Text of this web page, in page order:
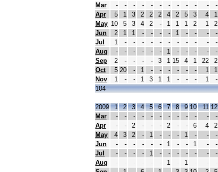
Mar
- - - - - - - - - - -
-
Apr
5 1 3 2 2 2 4 2 5 3 4
1
May 10 5 3 4 2 - 1 1 1 2 1
2
Jun
2 1 1 - - - - 1 - - -
-
Jul
1 - - - - - - - - - -
-
Aug
- - - - - - 1 - - - -
-
Sep
2 - - - - 3 1 15 4 1 22
2
Oct
5 20 - 1 - - - - - - 1
1
Nov
1 - - 1 3 1 1 - - - 1
-
104
2009 1 2 3 4 5 6 7 8 9 10 11 12
Mar
- - - - - - - - - - -
-
Apr
- - 2 - - - 2 - - 6 4
2
May
4 3 2 - 1 - - - 1 - -
-
Jun
- - - - - - 1 - - 1 -
-
Jul
- - - - 1 - - - - - -
-
Aug
- - - - - - 1 - 1 - -
-